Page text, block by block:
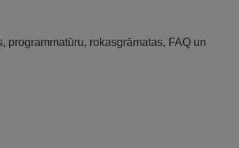
rokasgrāmatas, FAQ un